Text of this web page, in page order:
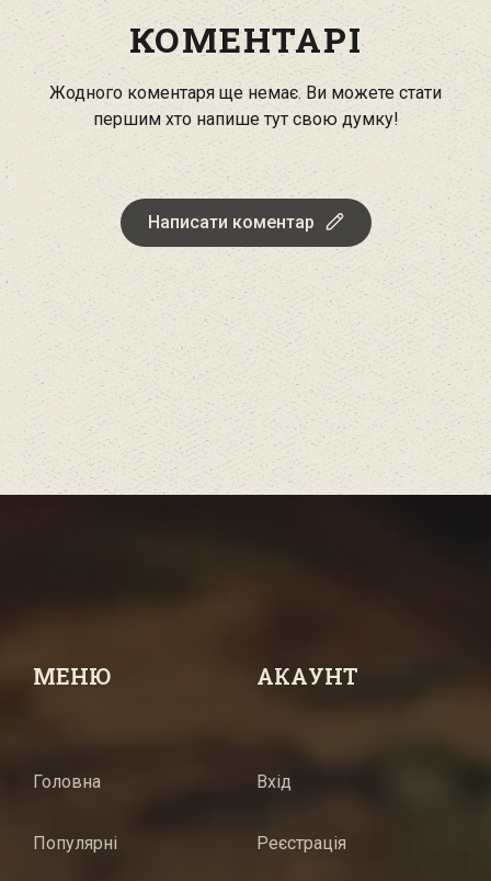
КОМЕНТАРІ
Жодного коментаря ще немає. Ви можете стати
першим хто напише тут свою думку!
Написати коментар
МЕНЮ
Головна
Популярні
АКАУНТ
Вхід
Реєстрація